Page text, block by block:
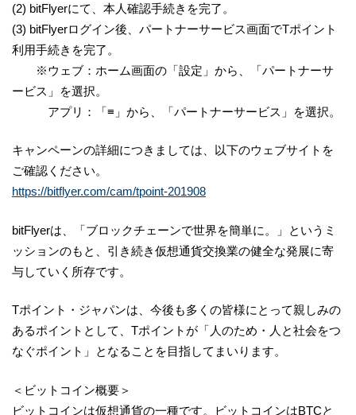
(2) bitFlyerにて、本人確認手続きを完了。
(3) bitFlyerログイン後、パートナーサービス画面でTポイント
利用手続きを完了。
※ウェブ：ホーム画面の「設定」から、「パートナーサ
ービス」を選択。
アプリ：「≡」から、「パートナーサービス」を選択。
キャンペーンの詳細につきましては、以下のウェブサイトを
ご確認ください。
https://bitflyer.com/cam/tpoint-201908
bitFlyerは、「ブロックチェーンで世界を簡単に。」というミ
ッションのもと、引き続き仮想通貨交換業の健全な発展に寄
与していく所存です。
Tポイント・ジャパンは、今後も多くの皆様にとって親しみの
あるポイントとして、Tポイントが「人のため・人と社会をつ
なぐポイント」となることを目指してまいります。
＜ビットコイン概要＞
ビットコインは仮想通貨の一種です。ビットコインはBTCと